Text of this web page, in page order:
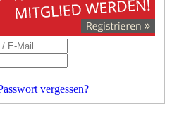
vergessen?